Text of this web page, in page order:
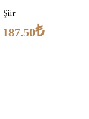
Şiir
187.50₺